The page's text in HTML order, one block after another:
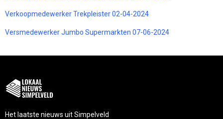
Verkoopmedewerker Trekpleister 02-04-2024
Versmedewerker Jumbo Supermarkten 07-06-2024
Het laatste nieuws uit Simpelveld